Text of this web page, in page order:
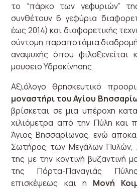
το “πάρκο των γεφυριών”
συνθέτουν 6 γεφύρια
έως 2014) και διαφορετικής
σύντομη παραποτάμια
αναψυχής όπου φιλοξενείται
μουσειο Υδροκίνησης.
Αξιόλογο θρησκευτικό
μοναστήρι του Αγίου
βρίσκεται σε μια υπέροχη
χιλιόμετρα από την Πύλη
Άγιος Βησσαρίωνας, ενώ
Σωτήρος των Μεγάλων Πυλών,
της με την κοντινή βυζαντινή
της Πόρτα-Παναγιάς
επισκέψεως και η Μονή